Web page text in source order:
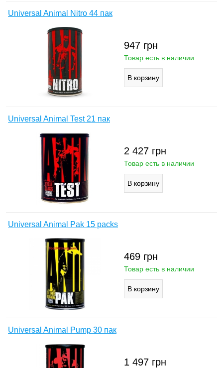
Universal Animal Nitro 44 пак
947 грн
Товар есть в наличии
Universal Animal Test 21 пак
2 427 грн
Товар есть в наличии
Universal Animal Pak 15 packs
469 грн
Товар есть в наличии
Universal Animal Pump 30 пак
1 497 грн